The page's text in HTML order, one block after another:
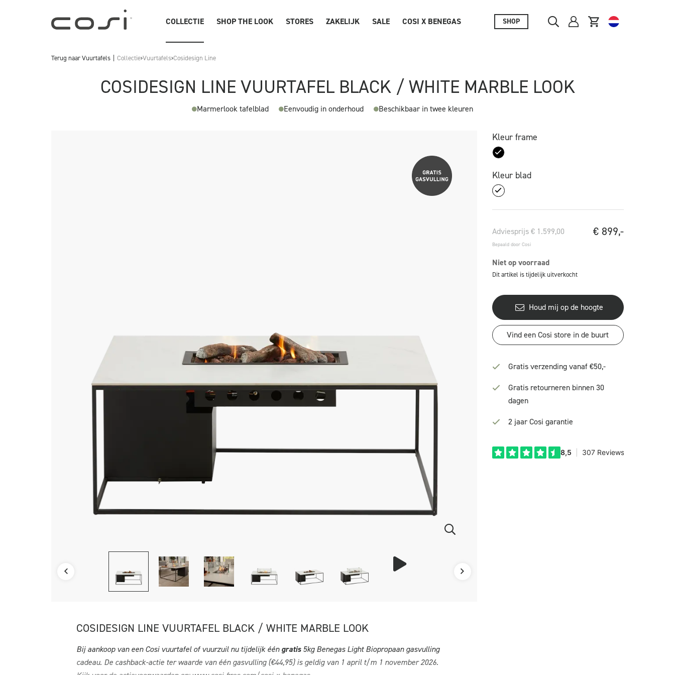
COLLECTIE SHOP THE LOOK STORES ZAKELIJK SALE COSI X BENEGAS SHOP
Terug naarVuurtafels Collectie›Vuurtafels›Cosidesign Line
COSIDESIGN LINE VUURTAFEL BLACK / WHITE MARBLE LOOK
Marmerlook tafelblad Eenvoudig in onderhoud Beschikbaar in twee kleuren
COSIDESIGN LINE VUURTAFEL BLACK / WHITE MARBLE LOOK
Bij aankoop van een Cosi vuurtafel of vuurzuil nu tijdelijk ééngratis5kg Benegas Light Biopropaan gasvulling
cadeau. De cashback-actie ter waarde van één gasvulling (€44,95) is geldig van 1 april t/m 1 november 2026.
Kleur frame
Kleur blad
Adviesprijs € 1.599,00
Bepaald door Cosi
€ 899,-
Niet op voorraad
Dit artikel is tijdelijk uitverkocht
Houd mij op de hoogte
Vind een Cosi store in de buurt
Gratis verzending vanaf €50,-
Gratis retourneren binnen 30
dagen
2 jaar Cosi garantie